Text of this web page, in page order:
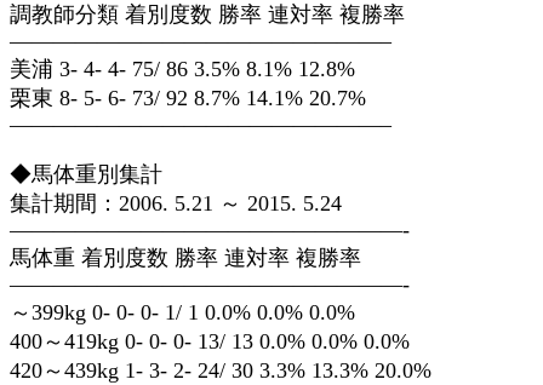
調教師分類 着別度数 勝率 連対率 複勝率
—————————————————–
美浦 3- 4- 4- 75/ 86 3.5% 8.1% 12.8%
栗東 8- 5- 6- 73/ 92 8.7% 14.1% 20.7%
—————————————————–
◆馬体重別集計
集計期間：2006. 5.21 ～ 2015. 5.24
——————————————————-
馬体重 着別度数 勝率 連対率 複勝率
——————————————————-
～399kg 0- 0- 0- 1/ 1 0.0% 0.0% 0.0%
400～419kg 0- 0- 0- 13/ 13 0.0% 0.0% 0.0%
420～439kg 1- 3- 2- 24/ 30 3.3% 13.3% 20.0%